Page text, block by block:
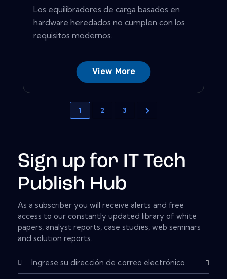
Los equilibradores de carga basados ​​en
hardware heredados no cumplen con los
requisitos modernos...
View More
1 2 3
Sign up for IT Tech
Publish Hub
As a subscriber you will receive alerts and free
access to our constantly updated library of white
papers, analyst reports, case studies, web seminars
and solution reports.
Subscribe